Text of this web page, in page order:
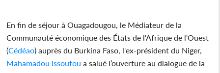
En fin de séjour à Ouagadougou, le Médiateur de la
Communauté économique des États de l'Afrique de l'Ouest
(Cédéao) auprès du Burkina Faso, l'ex-président du Niger,
Mahamadou Issoufou a salué l’ouverture au dialogue de la